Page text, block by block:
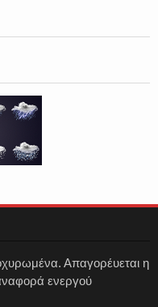
Απαγορέυεται η
ενεργού